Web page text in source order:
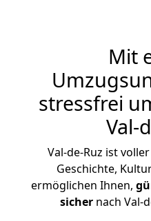
Mit
stressfrei
Val-
Val-de-Ruz ist
Geschichte,
ermöglichen Ihnen,
sicher nach Val-